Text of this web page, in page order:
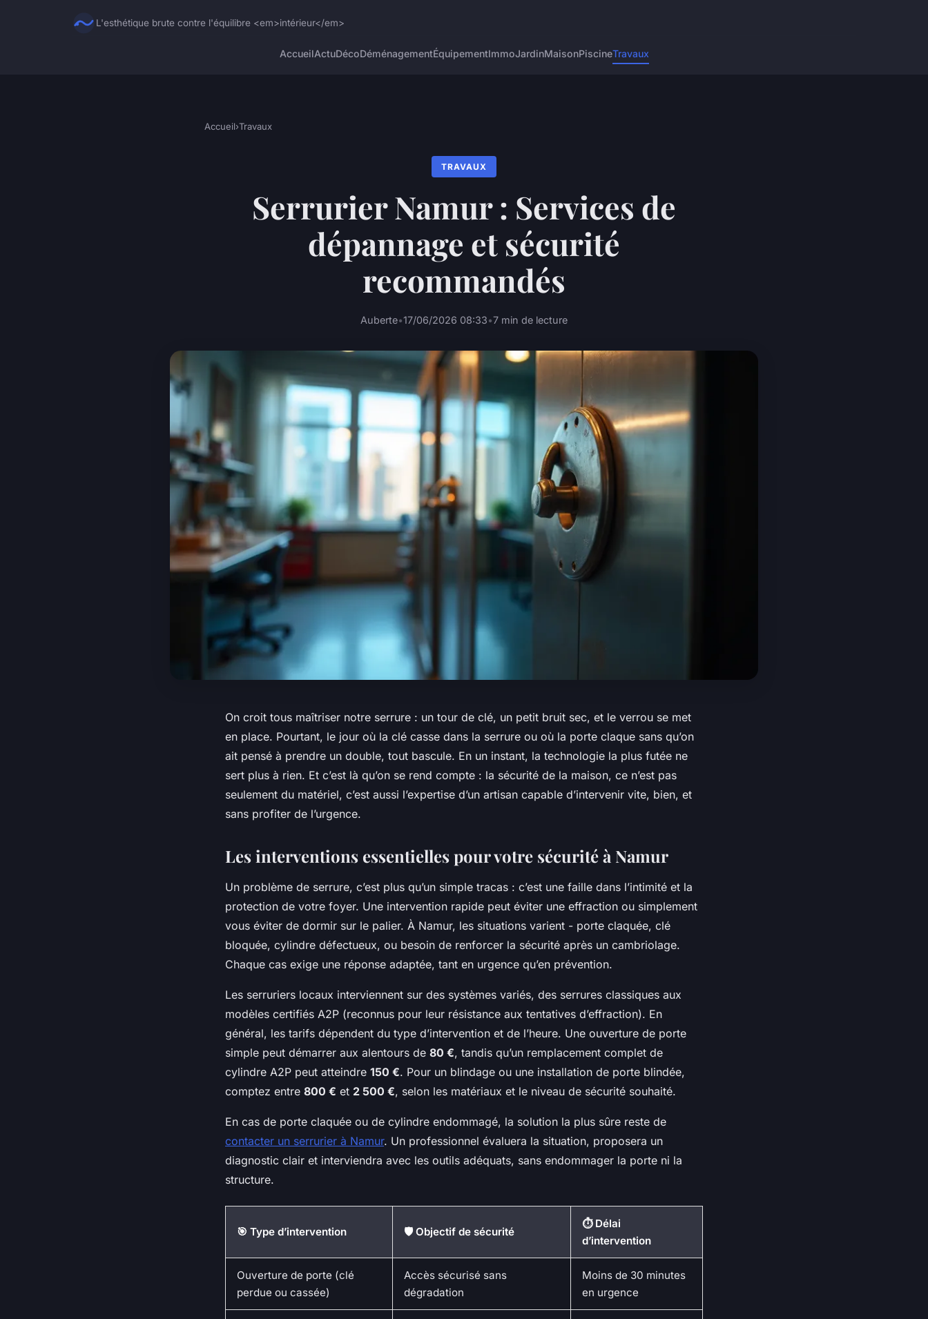
L'esthétique brute contre l'équilibre <em>intérieur</em>
AccueilActuDécoDéménagementÉquipementImmoJardinMaisonPiscineTravaux
Accueil›Travaux
TRAVAUX
Serrurier Namur : Services de
dépannage et sécurité
recommandés
Auberte•17/06/2026 08:33•7 min de lecture
On croit tous maîtriser notre serrure : un tour de clé, un petit bruit sec, et le verrou se met
en place. Pourtant, le jour où la clé casse dans la serrure ou où la porte claque sans qu’on
ait pensé à prendre un double, tout bascule. En un instant, la technologie la plus futée ne
sert plus à rien. Et c’est là qu’on se rend compte : la sécurité de la maison, ce n’est pas
seulement du matériel, c’est aussi l’expertise d’un artisan capable d’intervenir vite, bien, et
sans profiter de l’urgence.
Les interventions essentielles pour votre sécurité à Namur
Un problème de serrure, c’est plus qu’un simple tracas : c’est une faille dans l’intimité et la
protection de votre foyer. Une intervention rapide peut éviter une effraction ou simplement
vous éviter de dormir sur le palier. À Namur, les situations varient - porte claquée, clé
bloquée, cylindre défectueux, ou besoin de renforcer la sécurité après un cambriolage.
Chaque cas exige une réponse adaptée, tant en urgence qu’en prévention.
Les serruriers locaux interviennent sur des systèmes variés, des serrures classiques aux
modèles certifiés A2P (reconnus pour leur résistance aux tentatives d’effraction). En
général, les tarifs dépendent du type d’intervention et de l’heure. Une ouverture de porte
simple peut démarrer aux alentours de 80 €, tandis qu’un remplacement complet de
cylindre A2P peut atteindre 150 €. Pour un blindage ou une installation de porte blindée,
comptez entre 800 € et 2 500 €, selon les matériaux et le niveau de sécurité souhaité.
En cas de porte claquée ou de cylindre endommagé, la solution la plus sûre reste de
contacter un serrurier à Namur. Un professionnel évaluera la situation, proposera un
diagnostic clair et interviendra avec les outils adéquats, sans endommager la porte ni la
structure.
🎯 Type d’intervention 🛡️ Objectif de sécurité
⏱️ Délai
d’intervention
Ouverture de porte (clé
perdue ou cassée)
Accès sécurisé sans
dégradation
Moins de 30 minutes
en urgence